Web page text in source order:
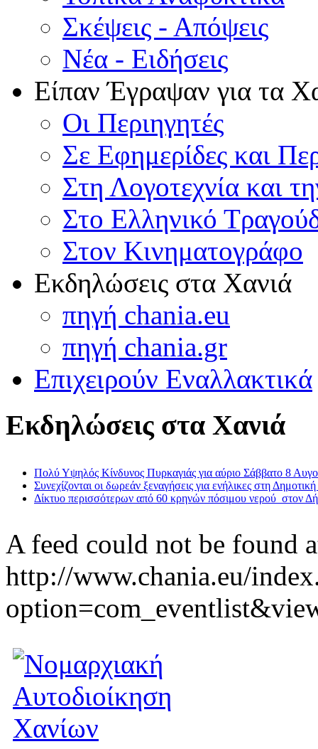
Σκέψεις - Απόψεις
Νέα - Ειδήσεις
Είπαν Έγραψαν για τα
Οι Περιηγητές
Σε Εφημερίδες και
Στη Λογοτεχνία και
Στο Ελληνικό
Στον Κινηματογράφο
Εκδηλώσεις στα Χανιά
πηγή chania.eu
πηγή chania.gr
Επιχειρούν Εναλλακτικά
Εκδηλώσεις στα Χανιά
Πολύ Υψηλός Κίνδυνος Πυρκαγιάς για αύριο Σάββατο 8
Συνεχίζονται οι δωρεάν ξεναγήσεις για ενήλικες στη
Δίκτυο περισσότερων από 60 κρηνών πόσιμου νερού στον
A feed could not be found
http://www.chania.eu/